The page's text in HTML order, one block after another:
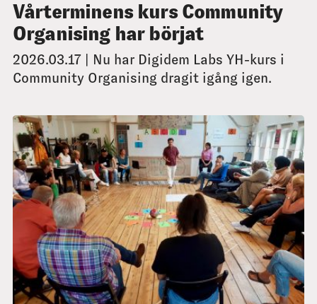
Vårterminens kurs Community
Organising har börjat
2026.03.17 | Nu har Digidem Labs YH-kurs i
Community Organising dragit igång igen.